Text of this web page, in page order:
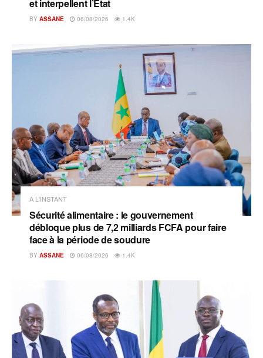
et interpellent l’État
BY ASSANE 06/08/2026 1.4K
A L'INSTANT
Sécurité alimentaire : le gouvernement
débloque plus de 7,2 milliards FCFA pour faire
face à la période de soudure
BY ASSANE 06/08/2026 1.4K